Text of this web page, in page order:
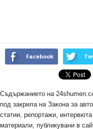
Facebook
Съдържанието на
под закрила на Закона за
статии, репортажи,
материали, публикувани в